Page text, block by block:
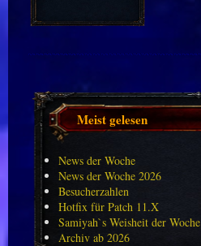
Meist gelesen
News der Woche
News der Woche 2026
Besucherzahlen
Hotfix für Patch 11.X
Samiyah`s Weisheit der Woche
Archiv ab 2026